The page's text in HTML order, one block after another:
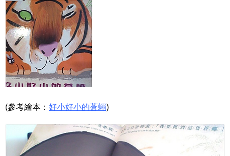
(參考繪本： 好小好小的蒼蠅)